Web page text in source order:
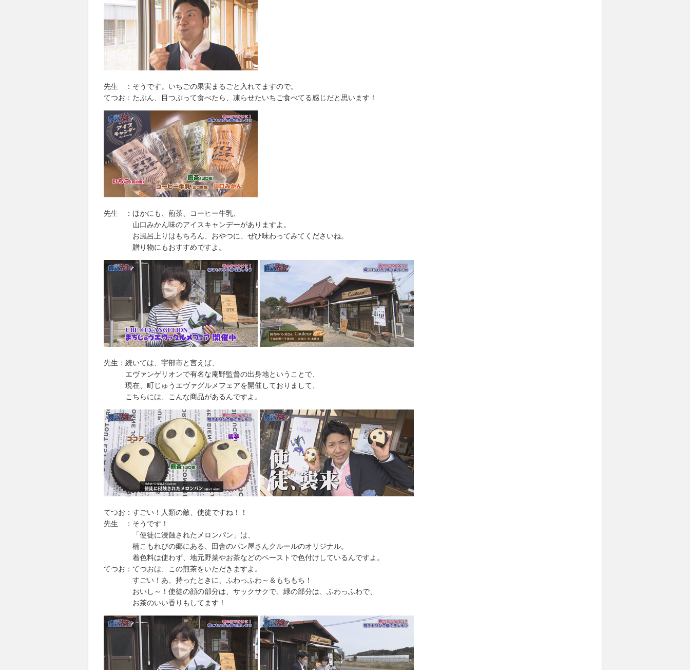
先生 ：そうです。いちごの果実まるごと入れてますので。
てつお：たぶん、目つぶって食べたら、凍らせたいちご食べてる感じだと思います！
先生 ：ほかにも、煎茶、コーヒー牛乳、
山口みかん味のアイスキャンデーがありますよ。
お風呂上りはもちろん、おやつに、ぜひ味わってみてくださいね。
贈り物にもおすすめですよ。
先生：続いては、宇部市と言えば、
エヴァンゲリオンで有名な庵野監督の出身地ということで、
現在、町じゅうエヴァグルメフェアを開催しておりまして、
こちらには、こんな商品があるんですよ。
てつお：すごい！人類の敵、使徒ですね！！
先生 ：そうです！
「使徒に浸蝕されたメロンパン」は、
楠こもれびの郷にある、田舎のパン屋さんクルールのオリジナル。
着色料は使わず、地元野菜やお茶などのペーストで色付けしているんですよ。
てつお：てつおは、この煎茶をいただきますよ。
すごい！あ、持ったときに、ふわっふわ～＆もちもち！
おいし～！使徒の顔の部分は、サックサクで、緑の部分は、ふわっふわで、
お茶のいい香りもしてます！